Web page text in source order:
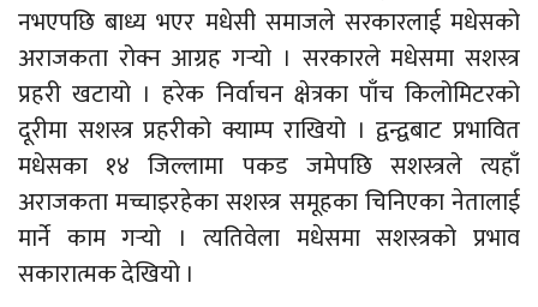
नभएपछि बाध्य भएर मधेसी समाजले सरकारलाई मधेसको
अराजकता रोक्न आग्रह गर्‍यो । सरकारले मधेसमा सशस्त्र
प्रहरी खटायो । हरेक निर्वाचन क्षेत्रका पाँच किलोमिटरको
दूरीमा सशस्त्र प्रहरीको क्याम्प राखियो । द्वन्द्वबाट प्रभावित
मधेसका १४ जिल्लामा पकड जमेपछि सशस्त्रले त्यहाँ
अराजकता मच्चाइरहेका सशस्त्र समूहका चिनिएका नेतालाई
मार्ने काम गर्‍यो । त्यतिवेला मधेसमा सशस्त्रको प्रभाव
सकारात्मक देखियो ।